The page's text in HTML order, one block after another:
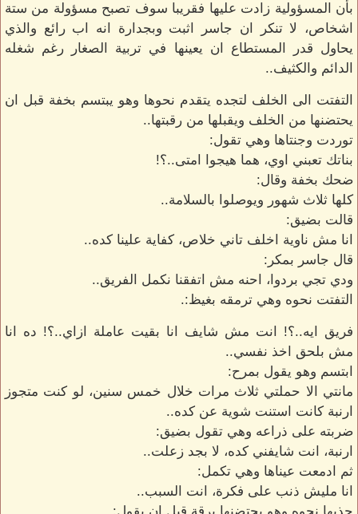
بأن المسؤولية زادت عليها فقريبا سوف تصبح مسؤولة من ستة
اشخاص، لا تنكر ان جاسر اثبت وبجدارة انه اب رائع والذي
يحاول قدر المستطاع ان يعينها في تربية الصغار رغم شغله
الدائم والكثيف..
التفتت الى الخلف لتجده يتقدم نحوها وهو يبتسم بخفة قبل ان
يحتضنها من الخلف ويقبلها من رقبتها..
توردت وجنتاها وهي تقول:
بناتك تعبني اوي، هما هيجوا امتى..؟!
ضحك بخفة وقال:
كلها ثلاث شهور ويوصلوا بالسلامة..
قالت بضيق:
انا مش ناوية اخلف تاني خلاص، كفاية علينا كده..
قال جاسر بمكر:
ودي تجي بردوا، احنه مش اتفقنا نكمل الفريق..
التفتت نحوه وهي ترمقه بغيظ:.
فريق ايه..؟! انت مش شايف انا بقيت عاملة ازاي..؟! ده انا
مش بلحق اخذ نفسي..
ابتسم وهو يقول بمرح:
مانتي الا حملتي ثلاث مرات خلال خمس سنين، لو كنت متجوز
ارنبة كانت استنت شوية عن كده..
ضربته على ذراعه وهي تقول بضيق:
ارنبة، انت شايفني كده، لا بجد زعلت..
ثم ادمعت عيناها وهي تكمل:
انا مليش ذنب على فكرة، انت السبب..